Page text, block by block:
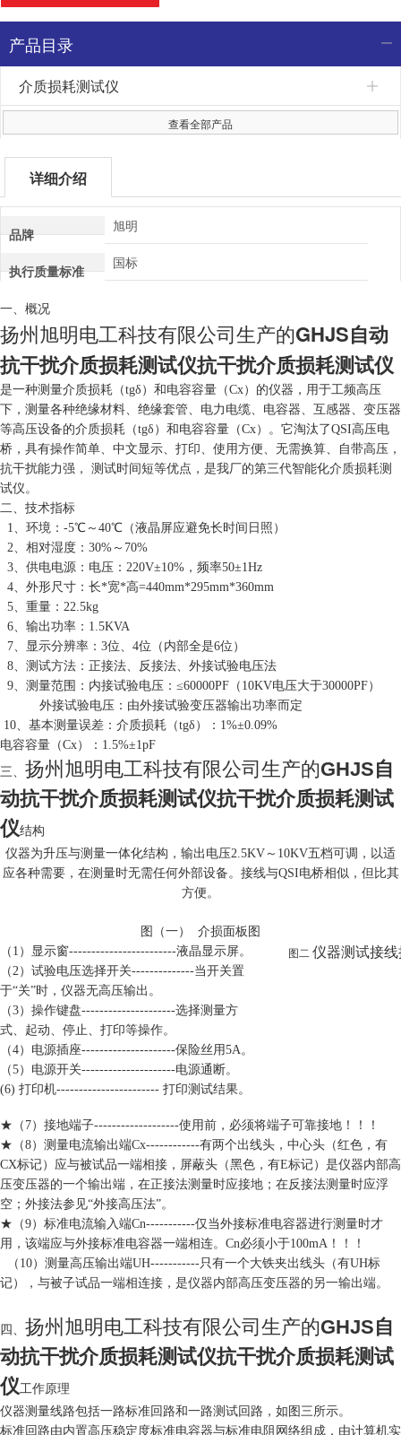
产品目录
介质损耗测试仪
查看全部产品
详细介绍
品牌 旭明
执行质量标准 国标
一、概况
扬州旭明电工科技有限公司生产的GHJS自动
抗干扰介质损耗测试仪抗干扰介质损耗测试仪
是一种测量介质损耗（tgδ）和电容容量（Cx）的仪器，用于工频高压
下，测量各种绝缘材料、绝缘套管、电力电缆、电容器、互感器、变压器
等高压设备的介质损耗（tgδ）和电容容量（Cx）。它淘汰了QSI高压电
桥，具有操作简单、中文显示、打印、使用方便、无需换算、自带高压，
抗干扰能力强， 测试时间短等优点，是我厂的第三代智能化介质损耗测
试仪。
二、技术指标
1、环境：-5℃～40℃（液晶屏应避免长时间日照）
2、相对湿度：30%～70%
3、供电电源：电压：220V±10%，频率50±1Hz
4、外形尺寸：长*宽*高=440mm*295mm*360mm
5、重量：22.5kg
6、输出功率：1.5KVA
7、显示分辨率：3位、4位（内部全是6位）
8、测试方法：正接法、反接法、外接试验电压法
9、测量范围：内接试验电压：≤60000PF（10KV电压大于30000PF）
外接试验电压：由外接试验变压器输出功率而定
10、基本测量误差：介质损耗（tgδ）：1%±0.09%
电容容量（Cx）：1.5%±1pF
三、 扬州旭明电工科技有限公司生产的GHJS自
动抗干扰介质损耗测试仪抗干扰介质损耗测试
仪结构
仪器为升压与测量一体化结构，输出电压2.5KV～10KV五档可调，以适
应各种需要，在测量时无需任何外部设备。接线与QSI电桥相似，但比其
方便。
图（一） 介损面板图
（1）显示窗------------------------液晶显示屏。
（2）试验电压选择开关--------------当开关置
于“关”时，仪器无高压输出。
（3）操作键盘---------------------选择测量方
式、起动、停止、打印等操作。
（4）电源插座---------------------保险丝用5A。
（5）电源开关---------------------电源通断。
(6) 打印机----------------------- 打印测试结果。
图二 仪器测试接
★（7）接地端子-------------------使用前，必须将端子可靠接地！！！
★（8）测量电流输出端Cx------------有两个出线头，中心头（红色，有
CX标记）应与被试品一端相接，屏蔽头（黑色，有E标记）是仪器内部高
压变压器的一个输出端，在正接法测量时应接地；在反接法测量时应浮
空；外接法参见“外接高压法”。
★（9）标准电流输入端Cn-----------仅当外接标准电容器进行测量时才
用，该端应与外接标准电容器一端相连。Cn必须小于100mA！！！
（10）测量高压输出端UH-----------只有一个大铁夹出线头（有UH标
记），与被子试品一端相连接，是仪器内部高压变压器的另一输出端。
四、 扬州旭明电工科技有限公司生产的GHJS自
动抗干扰介质损耗测试仪抗干扰介质损耗测试
仪工作原理
仪器测量线路包括一路标准回路和一路测试回路，如图三所示。
标准回路由内置高压稳定度标准电容器与标准电阻网络组成，由计算机实